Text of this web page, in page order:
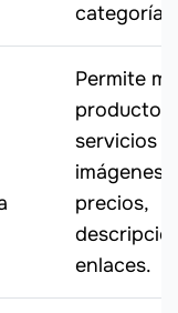
categoría.
Permite
productos
servicios
imágenes,
precios,
enlaces.